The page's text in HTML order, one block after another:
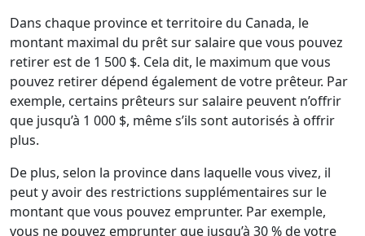
Dans chaque province et territoire du Canada, le
montant maximal du prêt sur salaire que vous pouvez
retirer est de 1 500 $. Cela dit, le maximum que vous
pouvez retirer dépend également de votre prêteur. Par
exemple, certains prêteurs sur salaire peuvent n’offrir
que jusqu’à 1 000 $, même s’ils sont autorisés à offrir
plus.
De plus, selon la province dans laquelle vous vivez, il
peut y avoir des restrictions supplémentaires sur le
montant que vous pouvez emprunter. Par exemple,
vous ne pouvez emprunter que jusqu’à 30 % de votre